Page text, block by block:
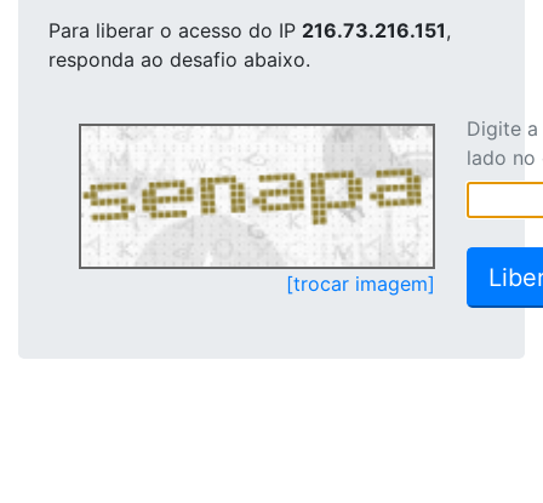
Para liberar o acesso do IP 216.73.216.151,
responda ao desafio abaixo.
[trocar imagem]
Digite
lado no